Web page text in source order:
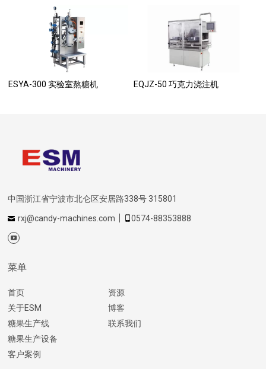
ESYA-300 实验室熬糖机 EQJZ-50 巧克力浇注机
中国浙江省宁波市北仑区安居路338号 315801
rxj@candy-machines.com 0574-88353888
菜单
首页
关于ESM
糖果生产线
糖果生产设备
客户案例
资源
博客
联系我们